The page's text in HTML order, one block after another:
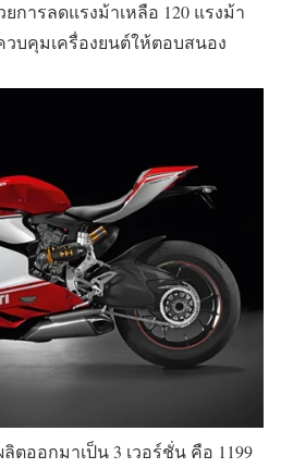
การลดแรงม้าเหลือ 120 แรงม้า
บคุมเครื่องยนต์ให้ตอบสนอง
ตออกมาเป็น 3 เวอร์ชั่น คือ 1199